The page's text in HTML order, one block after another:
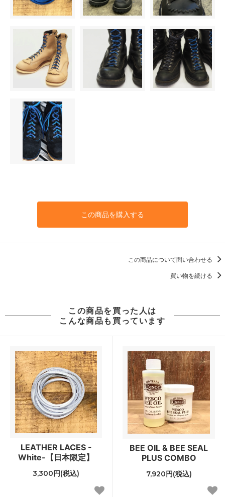
この商品を購入する
この商品について問い合わせる
買い物を続ける
この商品を買った人は
こんな商品も買っています
LEATHER LACES -
White-【日本限定】
3,300円(税込)
BEE OIL & BEE SEAL
PLUS COMBO
7,920円(税込)